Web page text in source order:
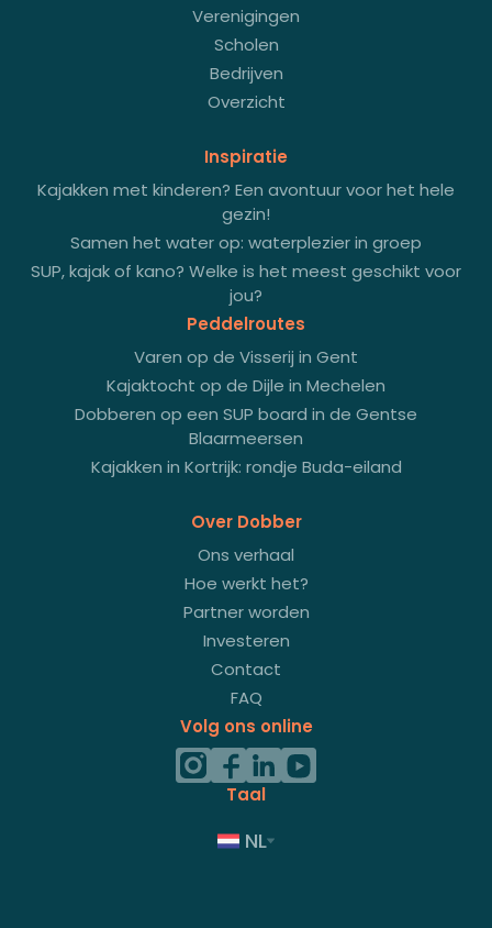
Verenigingen
Scholen
Bedrijven
Overzicht
Inspiratie
Kajakken met kinderen? Een avontuur voor het hele
gezin!
Samen het water op: waterplezier in groep
SUP, kajak of kano? Welke is het meest geschikt voor
jou?
Peddelroutes
Varen op de Visserij in Gent
Kajaktocht op de Dijle in Mechelen
Dobberen op een SUP board in de Gentse
Blaarmeersen
Kajakken in Kortrijk: rondje Buda-eiland
Over Dobber
Ons verhaal
Hoe werkt het?
Partner worden
Investeren
Contact
FAQ
Volg ons online
Taal
NL